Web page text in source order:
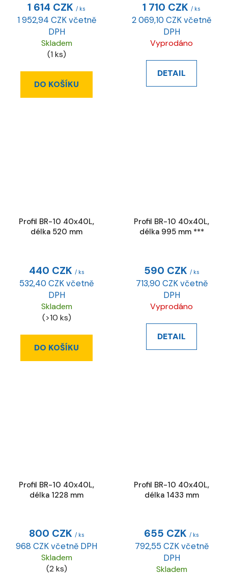
1 614 CZK / ks
1 952,94 CZK včetně
DPH
Skladem
(1 ks)
DO KOŠÍKU
1 710 CZK / ks
2 069,10 CZK včetně
DPH
Vyprodáno
DETAIL
Profil BR-10 40x40L,
délka 520 mm
440 CZK / ks
532,40 CZK včetně
DPH
Skladem
(>10 ks)
DO KOŠÍKU
Profil BR-10 40x40L,
délka 995 mm ***
590 CZK / ks
713,90 CZK včetně
DPH
Vyprodáno
DETAIL
Profil BR-10 40x40L,
délka 1228 mm
800 CZK / ks
968 CZK včetně DPH
Skladem
(2 ks)
Profil BR-10 40x40L,
délka 1433 mm
655 CZK / ks
792,55 CZK včetně
DPH
Skladem